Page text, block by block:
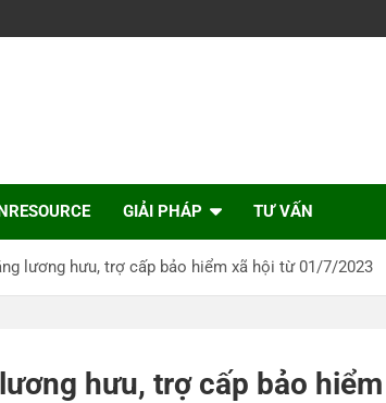
GIẢI PHÁP TƯ VẤN
lương hưu, trợ cấp bảo hiểm xã hội từ 01/7/2023
hưu, trợ cấp bảo hiểm